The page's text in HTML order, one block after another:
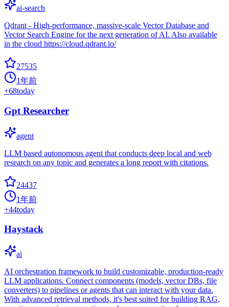
ai-search
Qdrant - High-performance, massive-scale Vector Database and
Vector Search Engine for the next generation of AI. Also available
in the cloud https://cloud.qdrant.io/
27535
1年前
+68today
Gpt Researcher
agent
LLM based autonomous agent that conducts deep local and web
research on any topic and generates a long report with citations.
24437
1年前
+44today
Haystack
ai
AI orchestration framework to build customizable, production-ready
LLM applications. Connect components (models, vector DBs, file
converters) to pipelines or agents that can interact with your data.
With advanced retrieval methods, it's best suited for building RAG,